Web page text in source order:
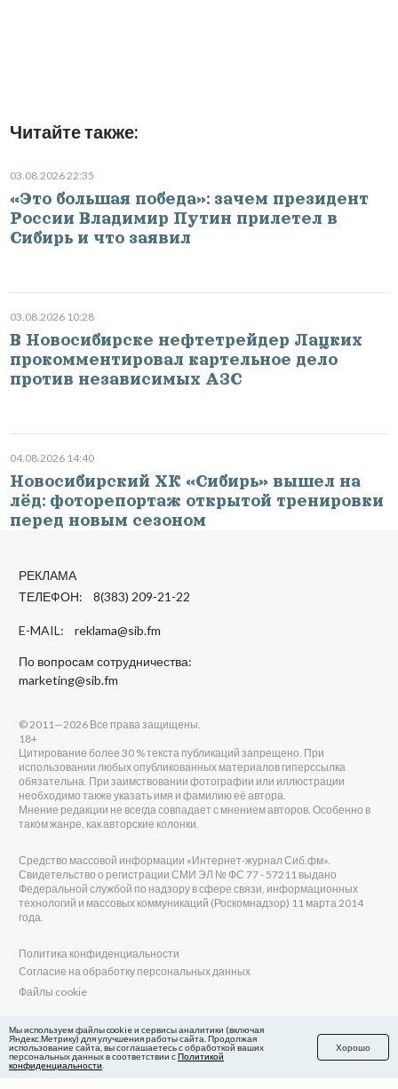
Читайте также:
03.08.2026 22:35
«Это большая победа»: зачем президент
России Владимир Путин прилетел в
Сибирь и что заявил
03.08.2026 10:28
В Новосибирске нефтетрейдер Лацких
прокомментировал картельное дело
против независимых АЗС
04.08.2026 14:40
Новосибирский ХК «Сибирь» вышел на
лёд: фоторепортаж открытой тренировки
перед новым сезоном
РЕКЛАМА
ТЕЛЕФОН: 8(383) 209-21-22
E-MAIL: reklama@sib.fm
По вопросам сотрудничества:
marketing@sib.fm
© 2011—2026 Все права защищены.
18+
Цитирование более 30 % текста публикаций запрещено. При
использовании любых опубликованных материалов гиперссылка
обязательна. При заимствовании фотографии или иллюстрации
необходимо также указать имя и фамилию её автора.
Мнение редакции не всегда совпадает с мнением авторов. Особенно в
таком жанре, как авторские колонки.
Средство массовой информации «Интернет-журнал Сиб.фм».
Свидетельство о регистрации СМИ ЭЛ № ФС 77 - 57211 выдано
Федеральной службой по надзору в сфере связи, информационных
технологий и массовых коммуникаций (Роскомнадзор) 11 марта 2014
года.
Политика конфиденциальности
Согласие на обработку персональных данных
Файлы cookie
Главный редактор Сиб.фм
Бобровников Виктор Евгеньевич
Учредитель ООО «Сиб.фм»
E-mail редакции: fm@sib.fm
Мы используем файлы cookie и сервисы аналитики (включая
Яндекс.Метрику) для улучшения работы сайта. Продолжая
использование сайта, вы соглашаетесь с обработкой ваших
персональных данных в соответствии сПолитикой
конфиденциальности
Хорошо